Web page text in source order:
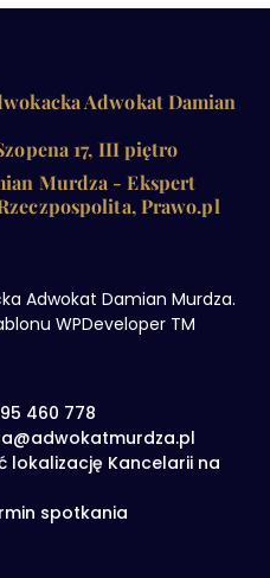
Adwokat Damian
17, III piętro
Murdza - Ekspert
Prawo.pl
Adwokat Damian Murdza.
WPDeveloper TM
460 778
lokalizację Kancelarii na
spotkania